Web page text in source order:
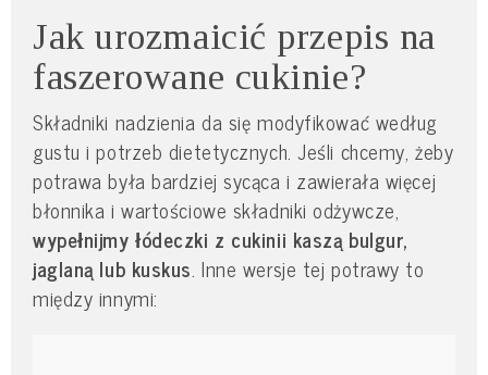
Jak urozmaicić przepis na
faszerowane cukinie?
Składniki nadzienia da się modyfikować według
gustu i potrzeb dietetycznych. Jeśli chcemy, żeby
potrawa była bardziej sycąca i zawierała więcej
błonnika i wartościowe składniki odżywcze,
wypełnijmy łódeczki z cukinii kaszą bulgur,
jaglaną lub kuskus. Inne wersje tej potrawy to
między innymi: